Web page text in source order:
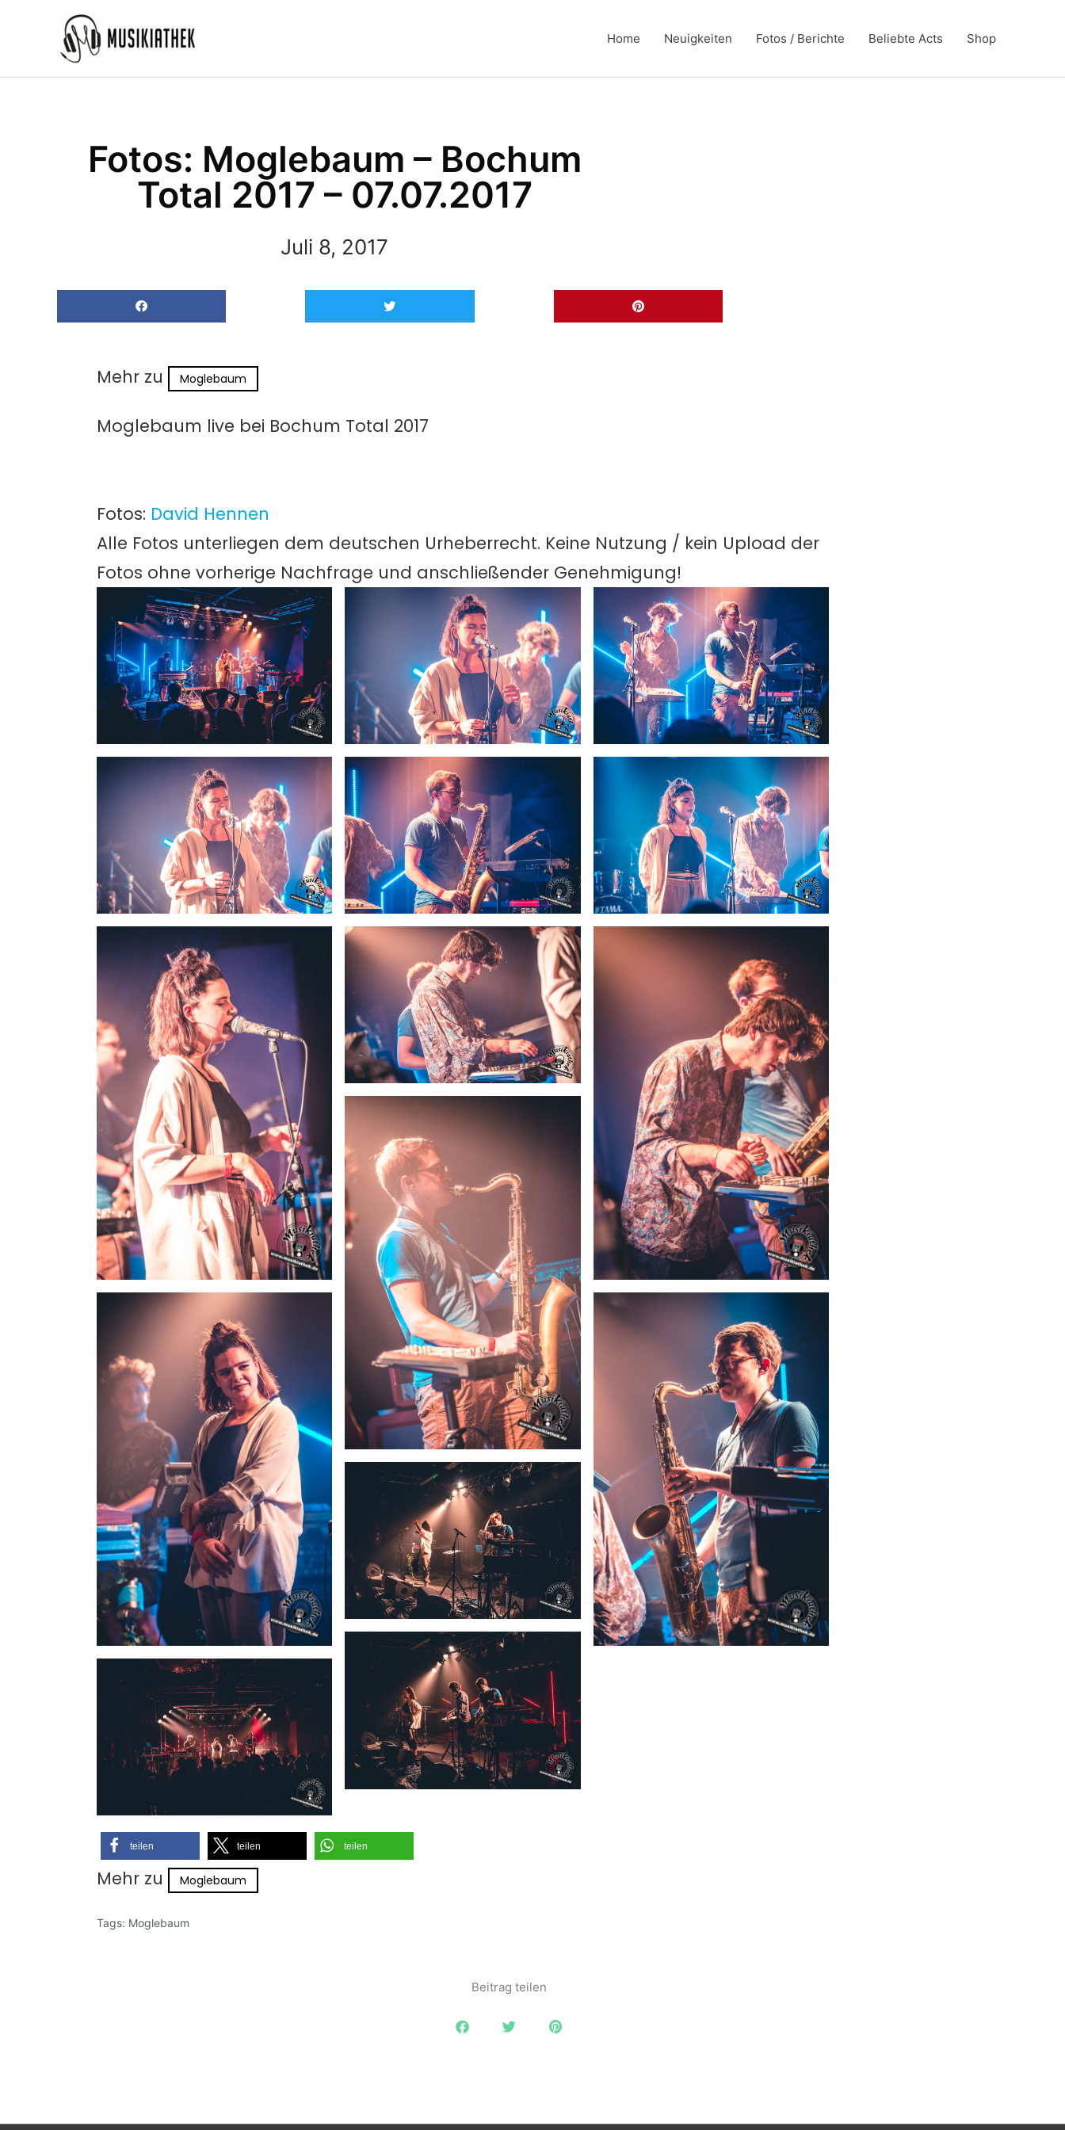
Home Neuigkeiten Fotos / Berichte Beliebte Acts Shop
Fotos: Moglebaum – Bochum
Total 2017 – 07.07.2017
Juli 8, 2017
Mehr zu Moglebaum
Moglebaum live bei Bochum Total 2017
Fotos: David Hennen
Alle Fotos unterliegen dem deutschen Urheberrecht. Keine Nutzung / kein Upload der
Fotos ohne vorherige Nachfrage und anschließender Genehmigung!
teilen teilen teilen
Mehr zu Moglebaum
Tags: Moglebaum
Beitrag teilen